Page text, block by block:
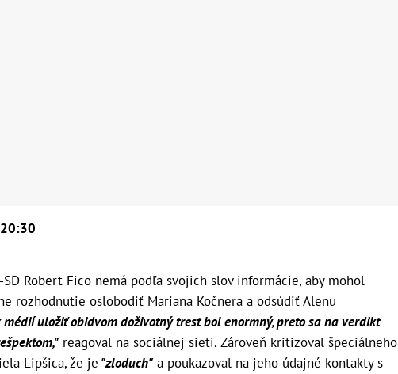
SD Robert Fico nemá podľa svojich slov informácie, aby mohol
rozhodnutie oslobodiť Mariana Kočnera a odsúdiť Alenu
médií uložiť obidvom doživotný trest bol enormný, preto sa na verdikt
reagoval na sociálnej sieti. Zároveň kritizoval špeciálneho
Lipšica, že je "zloduch" a poukazoval na jeho údajné kontakty s